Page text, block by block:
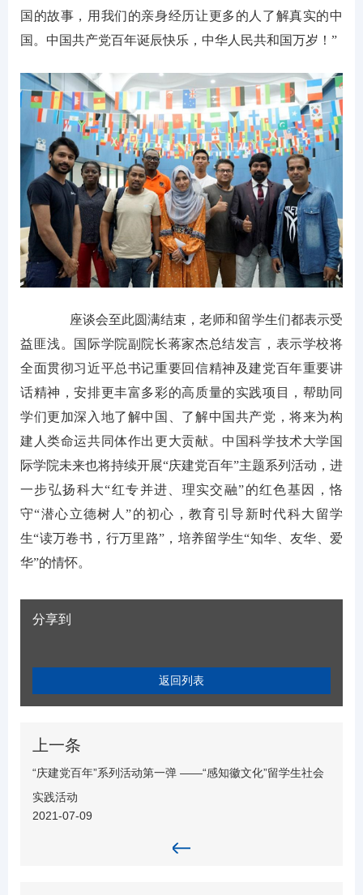
国的故事，用我们的亲身经历让更多的人了解真实的中
国。中国共产党百年诞辰快乐，中华人民共和国万岁！”
座谈会至此圆满结束，老师和留学生们都表示受
益匪浅。国际学院副院长蒋家杰总结发言，表示学校将
全面贯彻习近平总书记重要回信精神及建党百年重要讲
话精神，安排更丰富多彩的高质量的实践项目，帮助同
学们更加深入地了解中国、了解中国共产党，将来为构
建人类命运共同体作出更大贡献。中国科学技术大学国
际学院未来也将持续开展“庆建党百年”主题系列活动，进
一步弘扬科大“红专并进、理实交融”的红色基因，恪
守“潜心立德树人”的初心，教育引导新时代科大留学
生“读万卷书，行万里路”，培养留学生“知华、友华、爱
华”的情怀。
分享到
返回列表
上一条
“庆建党百年”系列活动第一弹 ——“感知徽文化”留学生社会
实践活动
2021-07-09